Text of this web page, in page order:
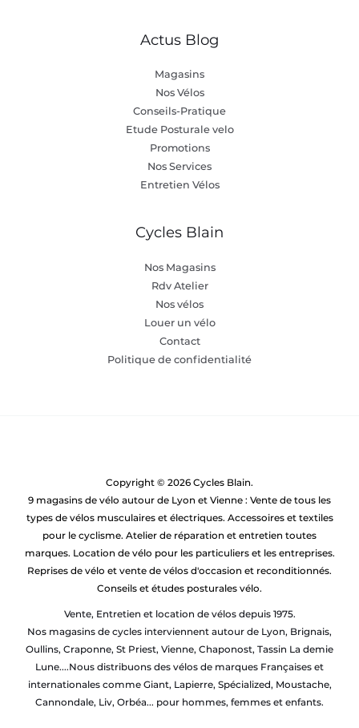
Actus Blog
Magasins
Nos Vélos
Conseils-Pratique
Etude Posturale velo
Promotions
Nos Services
Entretien Vélos
Cycles Blain
Nos Magasins
Rdv Atelier
Nos vélos
Louer un vélo
Contact
Politique de confidentialité
Copyright © 2026 Cycles Blain.
9 magasins de vélo autour de Lyon et Vienne : Vente de tous les
types de vélos musculaires et électriques. Accessoires et textiles
pour le cyclisme. Atelier de réparation et entretien toutes
marques. Location de vélo pour les particuliers et les entreprises.
Reprises de vélo et vente de vélos d'occasion et reconditionnés.
Conseils et études posturales vélo.
Vente, Entretien et location de vélos depuis 1975.
Nos magasins de cycles interviennent autour de Lyon, Brignais,
Oullins, Craponne, St Priest, Vienne, Chaponost, Tassin La demie
Lune....Nous distribuons des vélos de marques Françaises et
internationales comme Giant, Lapierre, Spécialized, Moustache,
Cannondale, Liv, Orbéa... pour hommes, femmes et enfants.